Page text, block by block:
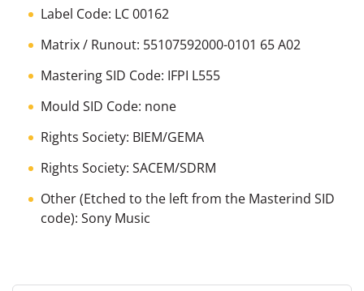
Label Code: LC 00162
Matrix / Runout: 55107592000-0101 65 A02
Mastering SID Code: IFPI L555
Mould SID Code: none
Rights Society: BIEM/GEMA
Rights Society: SACEM/SDRM
Other (Etched to the left from the Masterind SID
code): Sony Music